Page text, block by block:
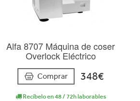
Alfa 8707 Máquina de coser
Overlock Eléctrico
Comprar 348€
Recíbelo en 48 / 72h laborables